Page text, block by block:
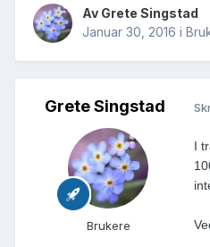
Av Grete Singstad
Januar 30, 2016 i
Grete Singstad
Brukere
I